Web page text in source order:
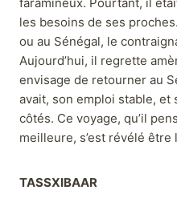
les besoins de ses
ou au Sénégal, le
Aujourd’hui, il regrette
envisage de retourner au
avait, son emploi stable, et
côtés. Ce voyage, qu’il
meilleure, s’est révélé
TASSXIBAAR